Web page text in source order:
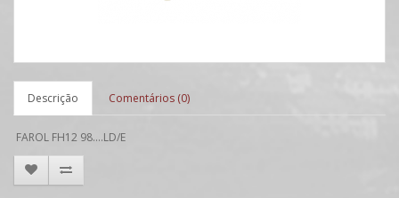
Descrição Comentários (0)
FAROL FH12 98....LD/E